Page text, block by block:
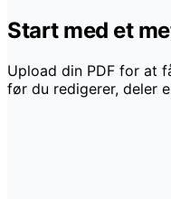
Start med et
Upload din PDF for at
før du redigerer, deler